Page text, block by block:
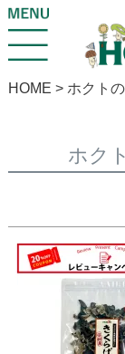
HOME ホクト
ホク